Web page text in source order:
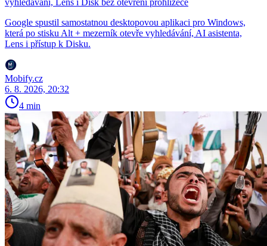
vyhledávání, Lens i Disk bez otevření prohlížeče
Google spustil samostatnou desktopovou aplikaci pro Windows,
která po stisku Alt + mezerník otevře vyhledávání, AI asistenta,
Lens i přístup k Disku.
Mobify.cz
6. 8. 2026, 20:32
4 min